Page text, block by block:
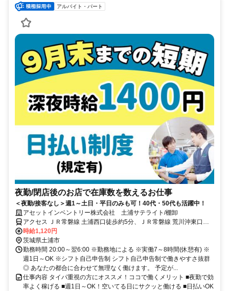
アルバイト・パート
夜勤/閉店後のお店で在庫数を数えるお仕事
＜夜勤/接客なし＞週1～土日・平日のみも可！40代・50代も活躍中！
アセットインベントリー株式会社 土浦サテライト/棚卸
アクセス ＪＲ常磐線 土浦西口徒歩約5分、ＪＲ常磐線 荒川沖東口徒
歩約84分、ＪＲ常磐線 神立西口徒歩約84分 ｢土浦駅｣徒歩5分(土浦サ
テライト)
時給1,120円
茨城県土浦市
勤務時間 20:00～翌6:00 ※勤務地による ※実働7～8時間(休憩有) ※
週1日～OK ※シフト自己申告制 シフト自己申告制で働きやすさ抜群
◎ あなたの都合に合わせて無理なく働けます。 予定が...
仕事内容 タイパ重視の方にオススメ！ココで働くメリット ■夜勤で効
率よく稼げる ■週1日～OK！空いてる日にサクッと働ける ■日払いOK